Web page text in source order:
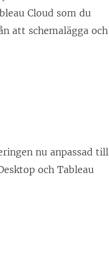
e
n
i
e
Cloud som du
att schemalägga och
nu anpassad till
och Tableau